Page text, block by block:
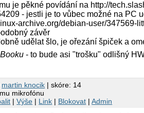
je pěkné povídání na http://
- jestli je to vůbec možné na PC
archive.org/debian-user/347569-
závěr
udělat šlo, je ořezání špiček a
- to bude asi "trošku" odlišný
martin knocik | skóre: 14
mikrofónu
|Výše | Link | Blokovat |Admin